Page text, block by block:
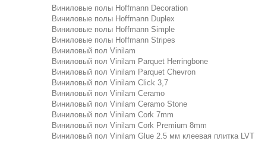
Виниловые полы Hoffmann Decoration
Виниловые полы Hoffmann Duplex
Виниловые полы Hoffmann Simple
Виниловые полы Hoffmann Stripes
Виниловый пол Vinilam
Виниловый пол Vinilam Parquet Herringbone
Виниловый пол Vinilam Parquet Chevron
Виниловый пол Vinilam Click 3,7
Виниловый пол Vinilam Ceramo
Виниловый пол Vinilam Ceramo Stone
Виниловый пол Vinilam Cork 7mm
Виниловый пол Vinilam Cork Premium 8mm
Виниловый пол Vinilam Glue 2.5 мм клеевая плитка LVT